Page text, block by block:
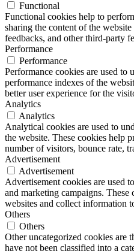
Functional
Functional cookies help to
sharing the content of the
feedbacks, and other third-party
Performance
Performance
Performance cookies are used to
performance indexes of the
better user experience for the
Analytics
Analytics
Analytical cookies are used to
the website. These cookies help
number of visitors, bounce rate,
Advertisement
Advertisement
Advertisement cookies are used
and marketing campaigns. These
websites and collect information
Others
Others
Other uncategorized cookies are
have not been classified into a